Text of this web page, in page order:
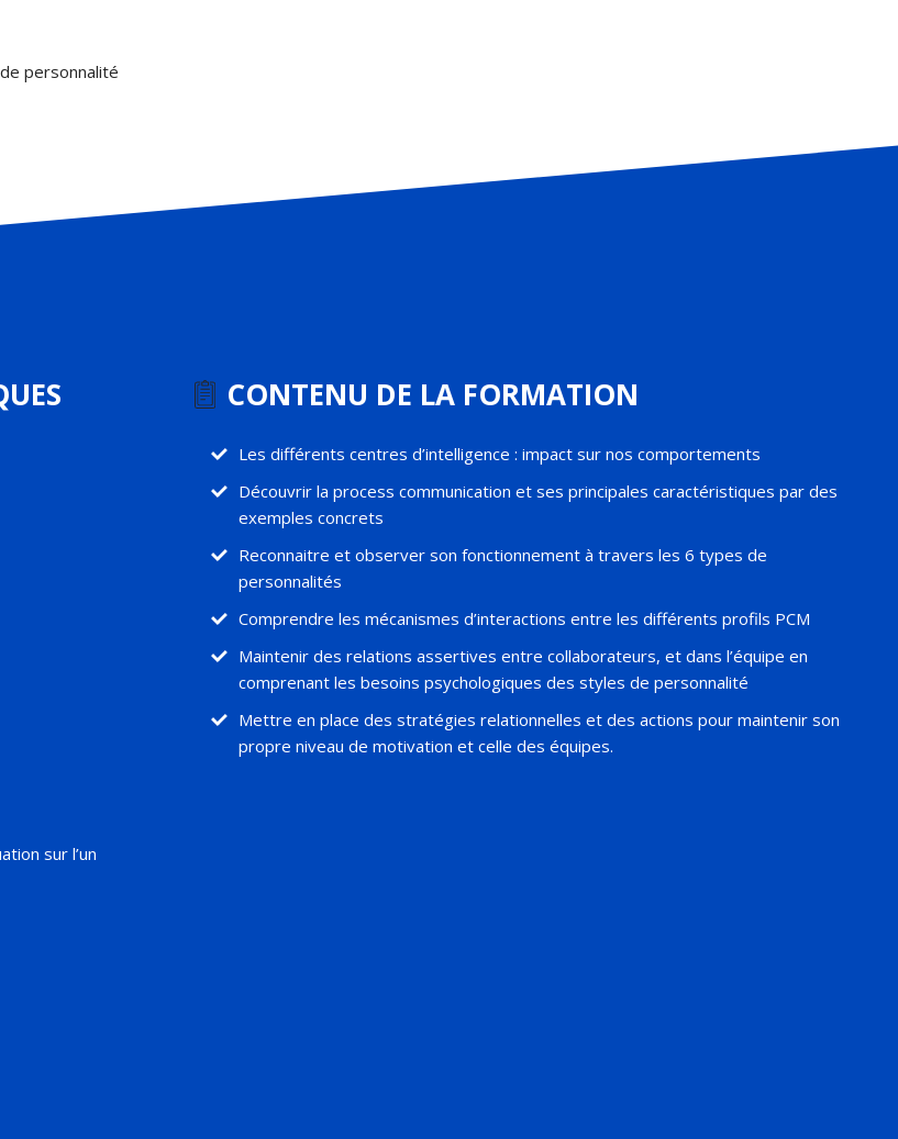
personnalité
CONTENU DE LA FORMATION
Les différents centres d’intelligence : impact sur nos comportements
Découvrir la process communication et ses principales caractéristiques par des
exemples concrets
Reconnaitre et observer son fonctionnement à travers les 6 types de
personnalités
Comprendre les mécanismes d’interactions entre les différents profils PCM
Maintenir des relations assertives entre collaborateurs, et dans l’équipe en
comprenant les besoins psychologiques des styles de personnalité
Mettre en place des stratégies relationnelles et des actions pour maintenir son
propre niveau de motivation et celle des équipes.
sur l’un